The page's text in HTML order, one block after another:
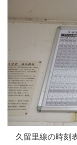
久留里線の時刻